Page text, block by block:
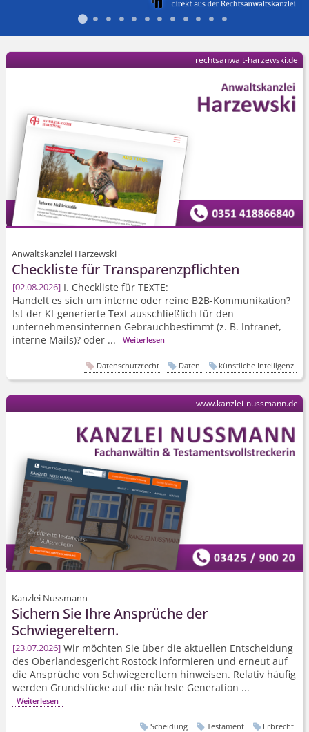
Anwaltskanzlei Harzewski
Checkliste für Transparenz­pflichten
02.08.2026 I. Checkliste für TEXTE:
Handelt es sich um interne oder reine B2B-Kommunikation?
Ist der KI-generierte Text ausschließlich für den
unternehmens­internen Gebrauchbestimmt (z. B. Intranet,
interne Mails)? oder ...
Weiterlesen
rechtsanwalt-harzewski.de
Datenschutzrecht Daten künstliche Intelligenz
Kanzlei Nussmann
Sichern Sie Ihre Ansprüche der
Schwiegereltern.
23.07.2026 Wir möchten Sie über die aktuellen Entscheidung
des Oberlandesgericht Rostock informieren und erneut auf
die Ansprüche von Schwiegereltern hinweisen. Relativ häufig
werden Grundstücke auf die nächste Generation ...
Weiterlesen
www.kanzlei-nussmann.de
Scheidung Testament Erbrecht